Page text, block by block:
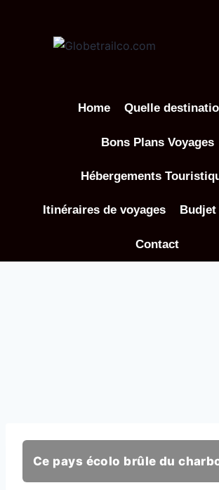
Home Quelle
Bons Plans Voyages
Hébergements
Itinéraires de voyages Budjet
Contact
Ce pays écolo brûle du